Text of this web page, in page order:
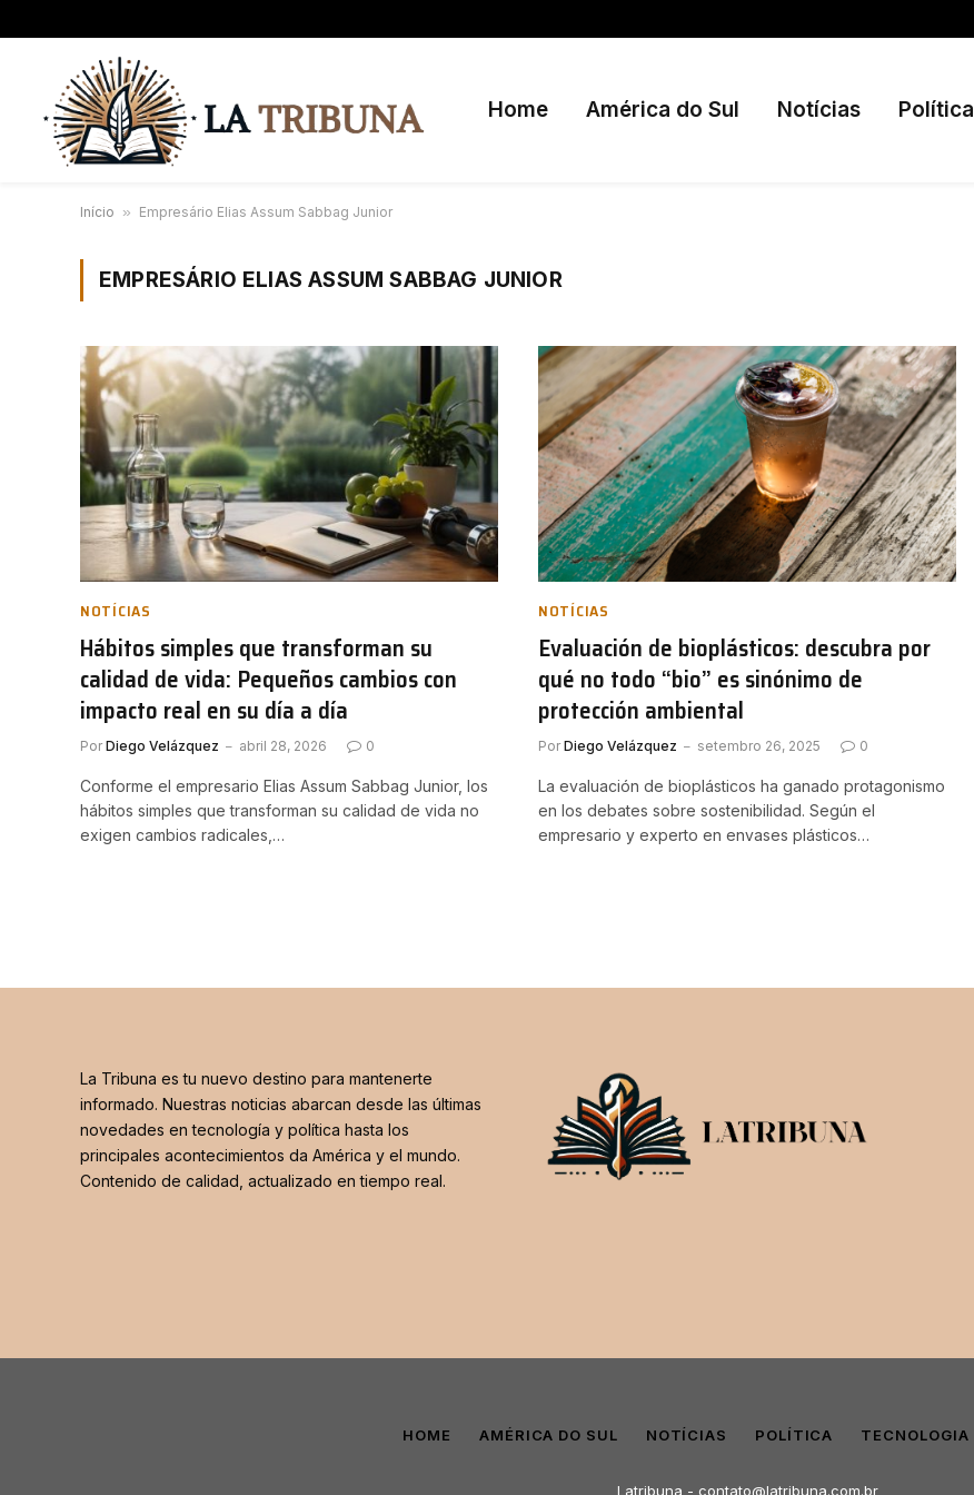
Home América do Sul Notícias Política
Início » Empresário Elias Assum Sabbag Junior
EMPRESÁRIO ELIAS ASSUM SABBAG JUNIOR
NOTÍCIAS
Hábitos simples que transforman su
calidad de vida: Pequeños cambios con
impacto real en su día a día
Por Diego Velázquez abril 28, 2026 0
Conforme el empresario Elias Assum Sabbag Junior, los
hábitos simples que transforman su calidad de vida no
exigen cambios radicales,…
NOTÍCIAS
Evaluación de bioplásticos: descubra por
qué no todo “bio” es sinónimo de
protección ambiental
Por Diego Velázquez setembro 26, 2025 0
La evaluación de bioplásticos ha ganado protagonismo
en los debates sobre sostenibilidad. Según el
empresario y experto en envases plásticos…
La Tribuna es tu nuevo destino para mantenerte
informado. Nuestras noticias abarcan desde las últimas
novedades en tecnología y política hasta los
principales acontecimientos da América y el mundo.
Contenido de calidad, actualizado en tiempo real.
HOME AMÉRICA DO SUL NOTÍCIAS POLÍTICA TECNOLOGIA
Latribuna - contato@latribuna.com.br